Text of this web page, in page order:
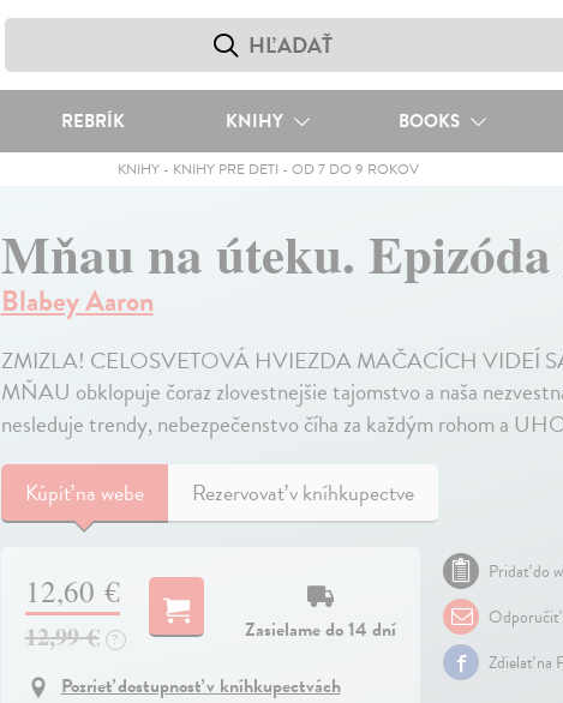
REBRÍK KNIHY BOOKS
KNIHY - KNIHY PRE DETI -OD 7 DO 9 ROKOV
Mňau na úteku. Epizóda
Blabey Aaron
ZMIZLA! CELOSVETOVÁ HVIEZDA MAČACÍCH VIDEÍ
MŇAU obklopuje čoraz zlovestnejšie tajomstvo a naša
nesleduje trendy, nebezpečenstvo číha za každým rohom a
Kúpiťna webe Rezervovať v kníhkupectve
12,60 €
12,99 € ?
Zasielame do 14 dní
Pozrieť dostupnosť v kníhkupectvách
Pridať do
Odporučiť
Zdielať na